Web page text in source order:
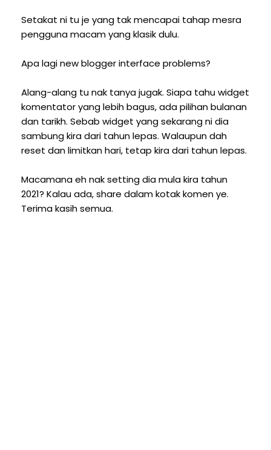
Setakat ni tu je yang tak mencapai tahap mesra
pengguna macam yang klasik dulu.
Apa lagi new blogger interface problems?
Alang-alang tu nak tanya jugak. Siapa tahu widget
komentator yang lebih bagus, ada pilihan bulanan
dan tarikh. Sebab widget yang sekarang ni dia
sambung kira dari tahun lepas. Walaupun dah
reset dan limitkan hari, tetap kira dari tahun lepas.
Macamana eh nak setting dia mula kira tahun
2021? Kalau ada, share dalam kotak komen ye.
Terima kasih semua.